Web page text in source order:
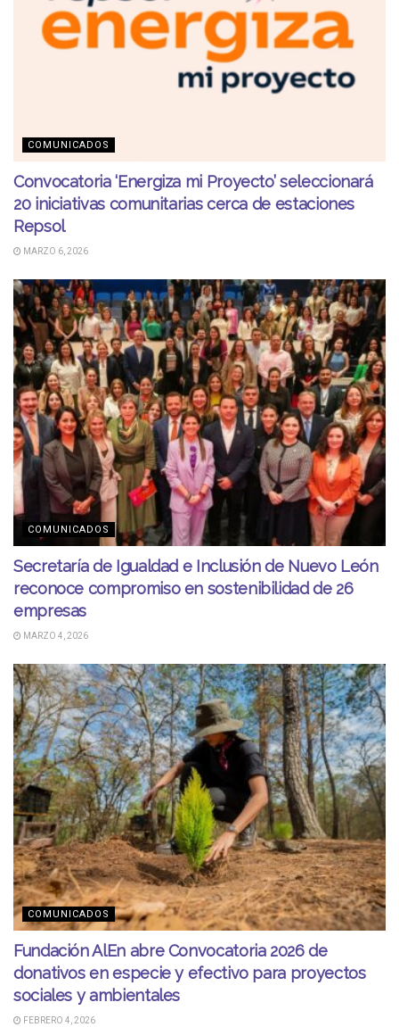
COMUNICADOS
Convocatoria ‘Energiza mi Proyecto’ seleccionará
20 iniciativas comunitarias cerca de estaciones
Repsol
MARZO 6, 2026
COMUNICADOS
Secretaría de Igualdad e Inclusión de Nuevo León
reconoce compromiso en sostenibilidad de 26
empresas
MARZO 4, 2026
COMUNICADOS
Fundación AlEn abre Convocatoria 2026 de
donativos en especie y efectivo para proyectos
sociales y ambientales
FEBRERO 4, 2026